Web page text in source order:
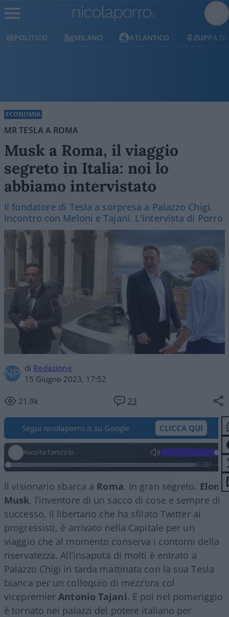
MILANO ATLANTICO ZUPPA DI PORRO
ECONOMIA
MR TESLA A ROMA
Musk a Roma, il viaggio
segreto in Italia: noi lo
abbiamo intervistato
Il fondatore di Tesla a sorpresa a Palazzo Chigi.
Incontro con Meloni e Tajani. L'intervista di Porro
di Redazione
15 Giugno 2023, 17:52
21.9k 23
Segui nicolaporro.it su Google CLICCA QUI
Ascolta l'articolo
0:00/--:--
Il visionario sbarca a Roma. In gran segreto. Elon
Musk, l’inventore di un sacco di cose e sempre di
successo, il libertario che ha sfilato Twitter ai
progressisti, è arrivato nella Capitale per un
viaggio che al momento conserva i contorni della
riservatezza. All’insaputa di molti è entrato a
Palazzo Chigi in tarda mattinata con la sua Tesla
bianca per un colloquio di mezz’ora col
vicepremierAntonio Tajani. E poi nel pomeriggio
è tornato nei palazzi del potere italiano per